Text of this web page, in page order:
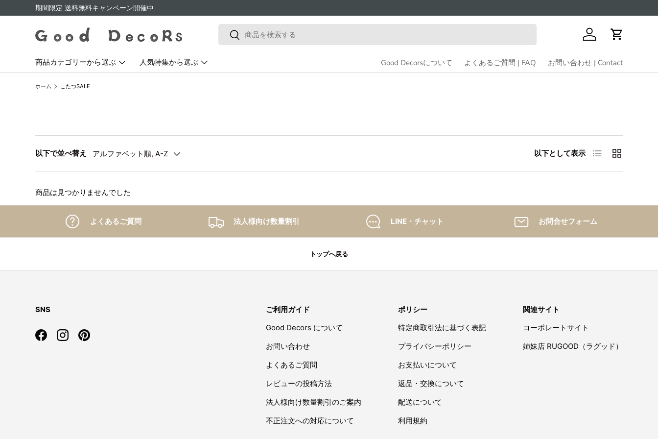
コンテンツへスキップ
期間限定 送料無料キャンペーン開催中
検索
ログインカート
商品カテゴリーから選ぶ 人気特集から選ぶ Good Decorsについて よくあるご質問 | FAQ お問い合わせ | Contact
ホーム こたつSALE
以下で並べ替え アルファベット順, A-Z 以下として表示 リストグリッド
商品は見つかりませんでした
よくあるご質問 法人様向け数量割引 LINE・チャット お問合せフォーム
トップへ戻る
SNS
FacebookInstagramPinterest
ご利用ガイド
Good Decors について
お問い合わせ
よくあるご質問
レビューの投稿方法
法人様向け数量割引のご案内
不正注文への対応について
ポリシー
特定商取引法に基づく表記
プライバシーポリシー
お支払いについて
返品・交換について
配送について
利用規約
関連サイト
コーポレートサイト
姉妹店 RUGOOD（ラグッド）